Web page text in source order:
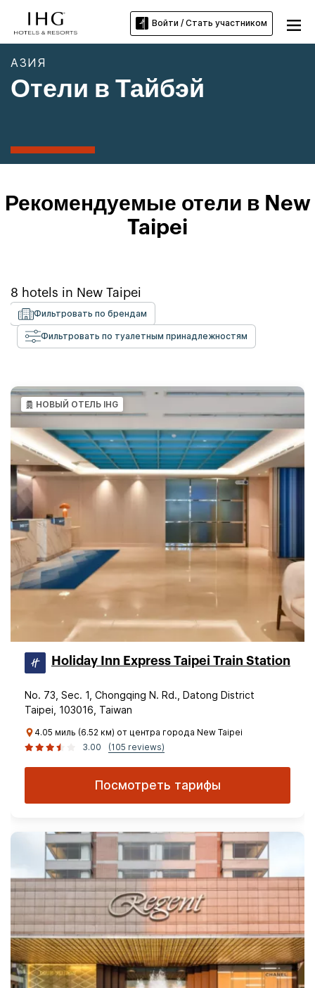
Войти / Стать участником
АЗИЯ
Отели в Тайбэй
Рекомендуемые отели в New
Taipei
8 hotels in New Taipei
Фильтровать по брендам
Фильтровать по туалетным принадлежностям
НОВЫЙ ОТЕЛЬ IHG
Holiday Inn Express Taipei Train Station
No. 73, Sec. 1, Chongqing N. Rd., Datong District
Taipei, 103016, Taiwan
4.05 миль (6.52 км) от центра города New Taipei
3.00
(105 reviews)
Посмотреть тарифы